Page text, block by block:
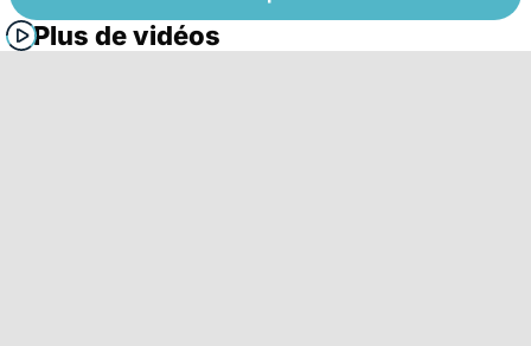
Plus de vidéos